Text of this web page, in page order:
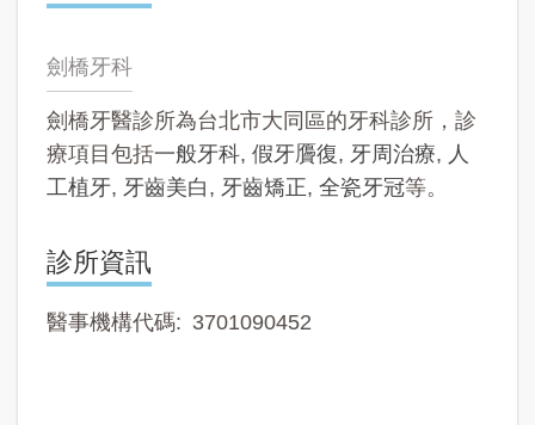
劍橋牙科
劍橋牙醫診所為台北市大同區的牙科診所，診
療項目包括一般牙科, 假牙贗復, 牙周治療, 人
工植牙, 牙齒美白 , 牙齒矯正, 全瓷牙冠等。
診所資訊
醫事機構代碼 3701090452